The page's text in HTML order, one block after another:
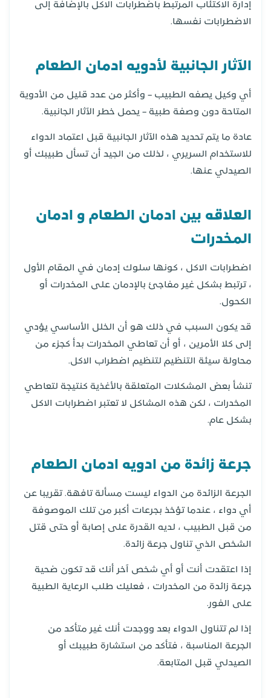
إدارة الاكتئاب المرتبط باضطرابات الاكل بالإضافة إلى
الاضطرابات نفسها.
الآثار الجانبية لأدويه ادمان الطعام
أي وكيل يصفه الطبيب – وأكثر من عدد قليل من الأدوية
المتاحة دون وصفة طبية – يحمل خطر الآثار الجانبية.
عادة ما يتم تحديد هذه الآثار الجانبية قبل اعتماد الدواء
للاستخدام السريري ، لذلك من الجيد أن تسأل طبيبك أو
الصيدلي عنها.
العلاقه بين ادمان الطعام و ادمان
المخدرات
اضطرابات الاكل ، كونها سلوك إدمان في المقام الأول
، ترتبط بشكل غير مفاجئ بالإدمان على المخدرات أو
الكحول.
قد يكون السبب في ذلك هو أن الخلل الأساسي يؤدي
إلى كلا الأمرين ، أو أن تعاطي المخدرات بدأ كجزء من
محاولة سيئة التنظيم لتنظيم اضطراب الاكل.
تنشأ بعض المشكلات المتعلقة بالأغذية كنتيجة لتعاطي
المخدرات ، لكن هذه المشاكل لا تعتبر اضطرابات الاكل
بشكل عام.
جرعة زائدة من ادويه ادمان الطعام
الجرعة الزائدة من الدواء ليست مسألة تافهة. تقريبا عن
أي دواء ، عندما تؤخذ بجرعات أكبر من تلك الموصوفة
من قبل الطبيب ، لديه القدرة على إصابة أو حتى قتل
الشخص الذي تناول جرعة زائدة.
إذا اعتقدت أنت أو أي شخص آخر أنك قد تكون ضحية
جرعة زائدة من المخدرات ، فعليك طلب الرعاية الطبية
على الفور.
إذا لم تتناول الدواء بعد ووجدت أنك غير متأكد من
الجرعة المناسبة ، فتأكد من استشارة طبيبك أو
الصيدلي قبل المتابعة.